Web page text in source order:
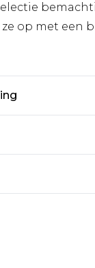
op met een
de eu